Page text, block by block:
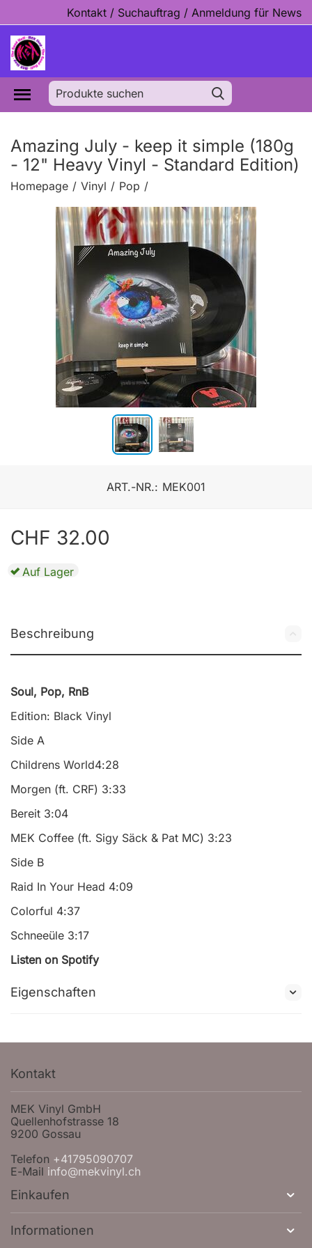
Kontakt / Suchauftrag / Anmeldung für News
Amazing July - keep it simple (180g
- 12" Heavy Vinyl - Standard Edition)
Homepage / Vinyl / Pop /
ART.-NR.: MEK001
CHF 32.00
Auf Lager
Beschreibung
Soul, Pop, RnB
Edition: Black Vinyl
Side A
Childrens World4:28
Morgen (ft. CRF) 3:33
Bereit 3:04
MEK Coffee (ft. Sigy Säck & Pat MC) 3:23
Side B
Raid In Your Head 4:09
Colorful 4:37
Schneeüle 3:17
Listen on Spotify
Eigenschaften
Kontakt
MEK Vinyl GmbH
Quellenhofstrasse 18
9200 Gossau
Telefon +41795090707
E-Mail info@mekvinyl.ch
Einkaufen
Informationen